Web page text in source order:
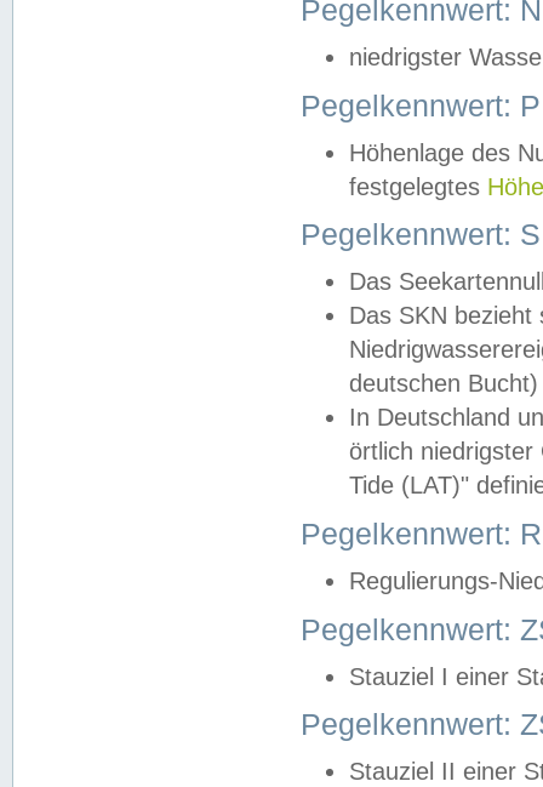
Pegelkennwert:
niedrigster
Pegelkennwert:
Höhenlage des
festgelegtes
Pegelkennwert:
Das
Das SKN
deutschen
In Deutschland
örtlich
Tide (LAT)"
Pegelkennwert:
Regulierungs-
Pegelkennwert:
Stauziel I einer
Pegelkennwert:
Stauziel II einer